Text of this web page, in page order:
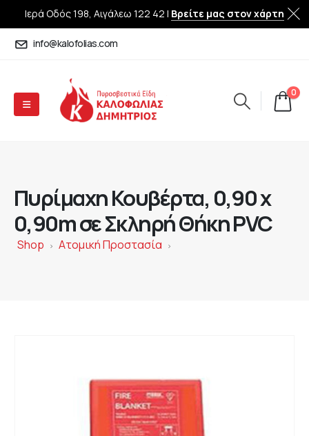
Ιερά Οδός 198, Αιγάλεω 122 42 | Βρείτε μας στον χάρτη
info@kalofolias.com
0
Πυρίμαχη Κουβέρτα, 0,90 x
0,90m σε Σκληρή Θήκη PVC
Shop > Ατομική Προστασία >